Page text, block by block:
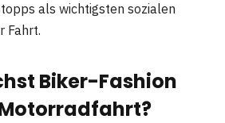
als wichtigsten sozialen
Fahrt.
Biker-Fashion